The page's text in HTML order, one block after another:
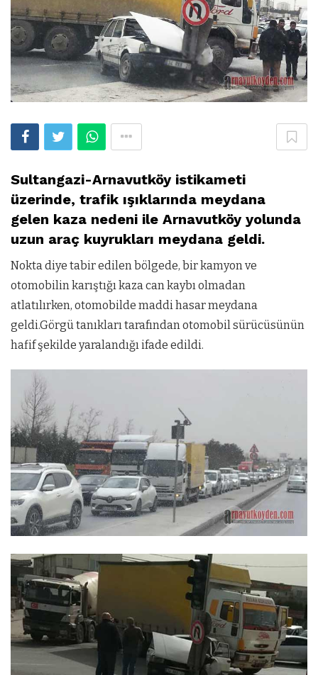
Sultangazi-Arnavutköy istikameti
üzerinde, trafik ışıklarında meydana
gelen kaza nedeni ile Arnavutköy yolunda
uzun araç kuyrukları meydana geldi.
Nokta diye tabir edilen bölgede, bir kamyon ve
otomobilin karıştığı kaza can kaybı olmadan
atlatılırken, otomobilde maddi hasar meydana
geldi.Görgü tanıkları tarafından otomobil sürücüsünün
hafif şekilde yaralandığı ifade edildi.